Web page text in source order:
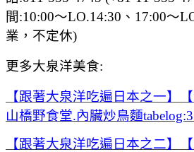
間:10:00～LO.14:30、17:00〜
業，不定休)
更多大泉洋美食:
【跟著大泉洋吃遍日本之一】
山橋野食堂.內臟炒鳥麵
【跟著大泉洋吃遍日本之二】